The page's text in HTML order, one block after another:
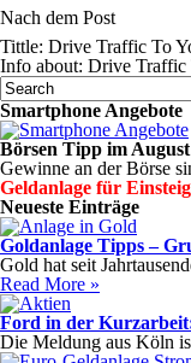
Nach dem Post
Tittle: Drive Traffic To
Info about: Drive Traffic
Smartphone Angebote
Börsen Tipp im August
Gewinne an der Börse
Geldanlage für
Neueste Einträge
Goldanlage Tipps –
Gold hat seit
Read More »
Ford in der
Die Meldung aus Köln